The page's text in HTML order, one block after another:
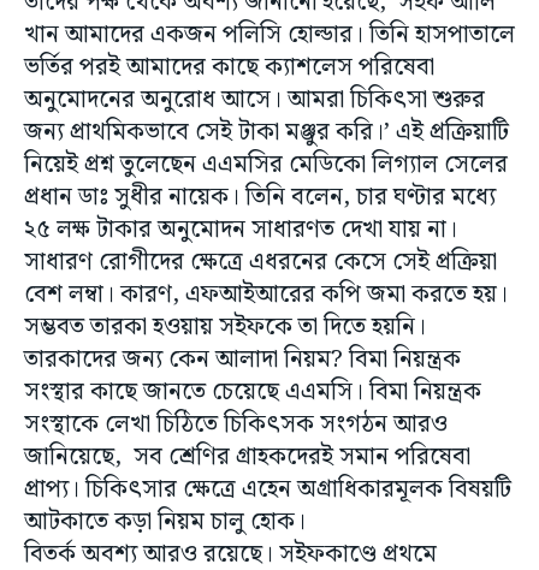
খান আমাদের একজন পলিসি হোল্ডার। তিনি হাসপাতালে
ভর্তির পরই আমাদের কাছে ক্যাশলেস পরিষেবা
অনুমোদনের অনুরোধ আসে। আমরা চিকিৎসা শুরুর
জন্য প্রাথমিকভাবে সেই টাকা মঞ্জুর করি।’ এই প্রক্রিয়াটি
নিয়েই প্রশ্ন তুলেছেন এএমসির মেডিকো লিগ্যাল সেলের
প্রধান ডাঃ সুধীর নায়েক। তিনি বলেন, চার ঘণ্টার মধ্যে
২৫ লক্ষ টাকার অনুমোদন সাধারণত দেখা যায় না।
সাধারণ রোগীদের ক্ষেত্রে এধরনের কেসে সেই প্রক্রিয়া
বেশ লম্বা। কারণ, এফআইআরের কপি জমা করতে হয়।
সম্ভবত তারকা হওয়ায় সইফকে তা দিতে হয়নি।
তারকাদের জন্য কেন আলাদা নিয়ম? বিমা নিয়ন্ত্রক
সংস্থার কাছে জানতে চেয়েছে এএমসি। বিমা নিয়ন্ত্রক
সংস্থাকে লেখা চিঠিতে চিকিৎসক সংগঠন আরও
জানিয়েছে, সব শ্রেণির গ্রাহকদেরই সমান পরিষেবা
প্রাপ্য। চিকিৎসার ক্ষেত্রে এহেন অগ্রাধিকারমূলক বিষয়টি
আটকাতে কড়া নিয়ম চালু হোক।
বিতর্ক অবশ্য আরও রয়েছে। সইফকাণ্ডে প্রথমে